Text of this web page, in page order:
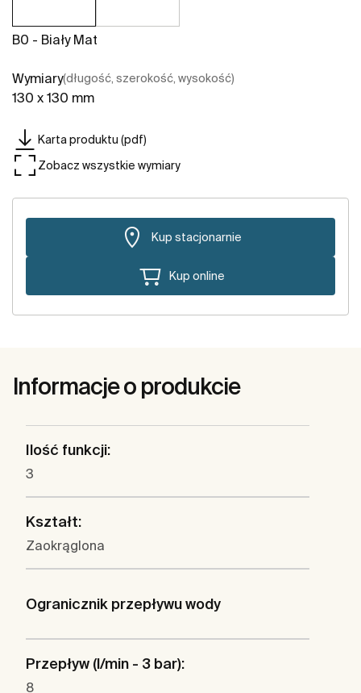
B0 - Biały Mat
Wymiary(długość, szerokość, wysokość)
130 x 130 mm
Karta produktu (pdf)
Zobacz wszystkie wymiary
Kup stacjonarnie
Kup online
Informacje o produkcie
Ilość funkcji:
3
Kształt:
Zaokrąglona
Ogranicznik przepływu wody
Przepływ (l/min - 3 bar):
8